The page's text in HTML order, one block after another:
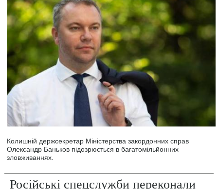
Колишній держсекретар Міністерства закордонних справ
Олександр Баньков підозрюється в багатомільйонних
зловживаннях.
Російські спецслужби переконали